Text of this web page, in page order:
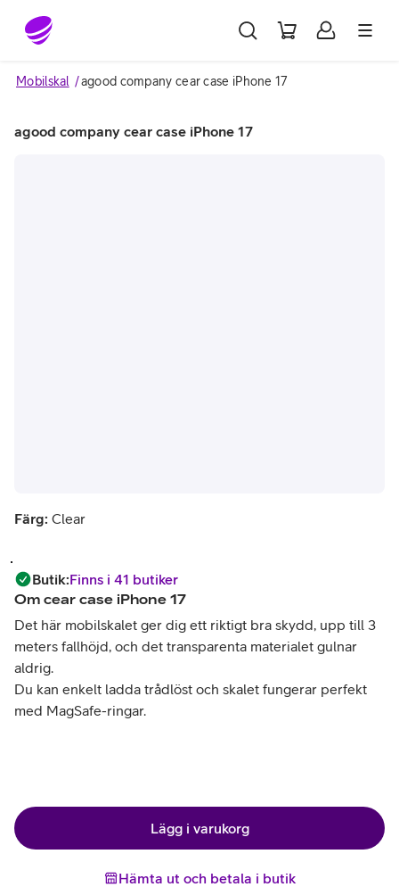
Gå till sidans innehåll
Mobilskal agood company cear case iPhone 17
agood company cear case iPhone 17
Färg: Clear
Butik:Finns i 41 butiker
Om cear case iPhone 17
Det här mobilskalet ger dig ett riktigt bra skydd, upp till 3
meters fallhöjd, och det transparenta materialet gulnar
aldrig.
Du kan enkelt ladda trådlöst och skalet fungerar perfekt
med MagSafe-ringar.
Lägg i varukorg
Hämta ut och betala i butik